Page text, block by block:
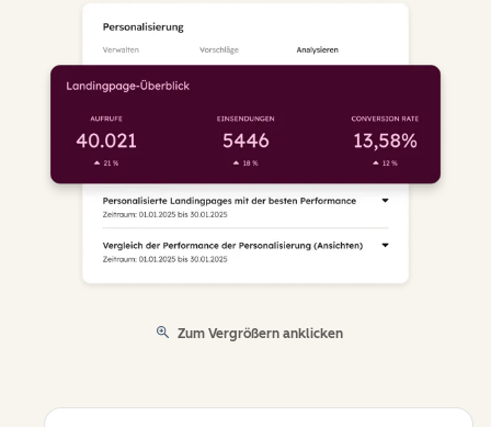
Zum Vergrößern anklicken